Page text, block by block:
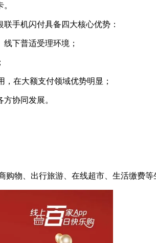
手机闪付具备四大核心优势：
下普适受理环境；
在大额支付领域优势明显；
协同发展。
物、出行旅游、在线超市、生活缴费等